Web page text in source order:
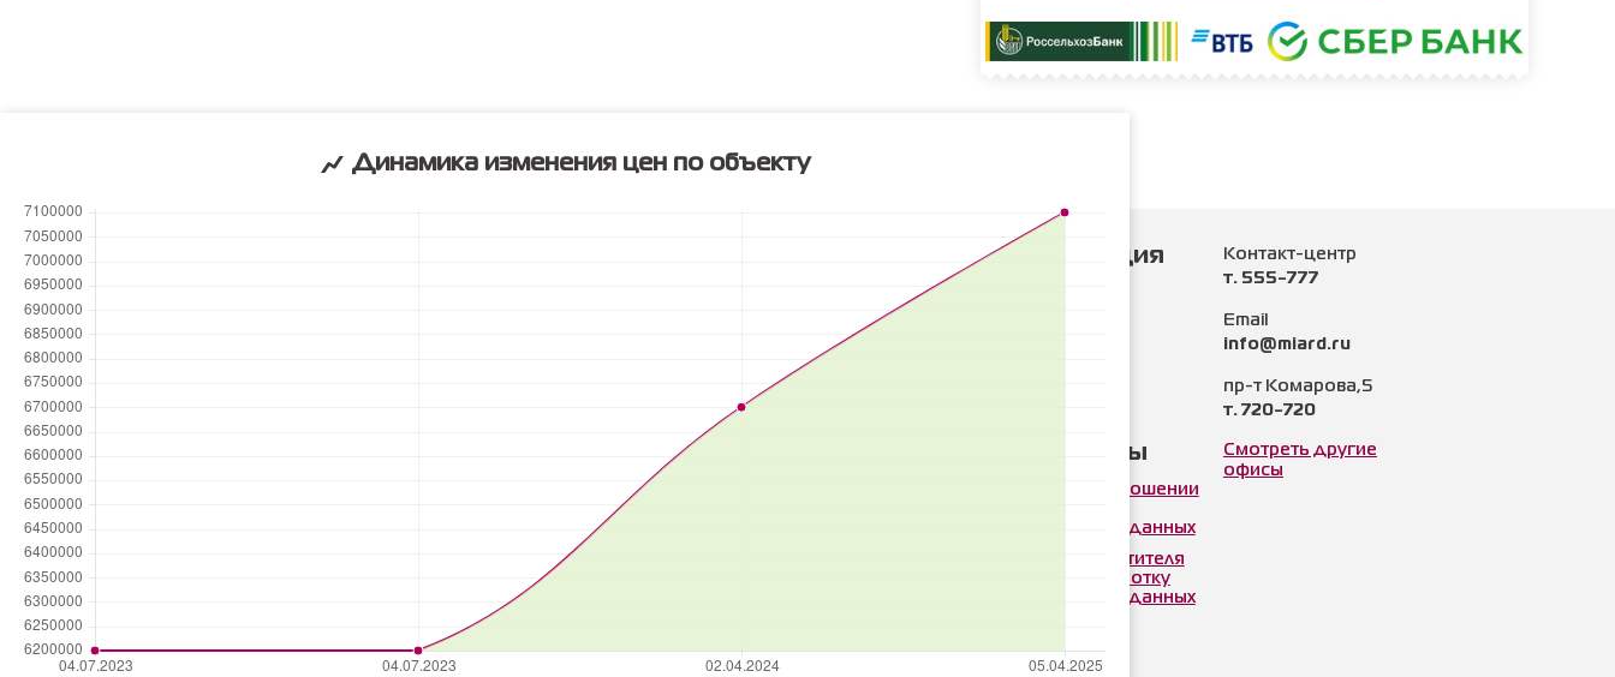
Динамика изменения цен по объекту
Контакт-центр
т. 555-777
Email
info@miard.ru
пр-т Комарова,5
т. 720-720
Смотреть другие
офисы
опубликованные на сайте, защищены
Коммерческая
Аренда
Стоимость услуг
Оценка недвижимости
Специальные акции
Информация
Документы
Политика в отношении
персональных данных
Согласие посетителя
сайта на обработку
персональных данных